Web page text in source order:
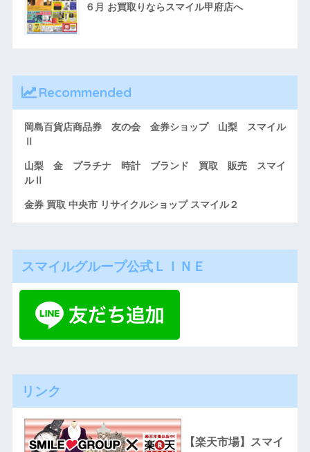
６月 お買取りならスマイル甲府店へ
Recommended
岡島百貨店商品券 友の会 金券ショップ 山梨 スマイル
Ⅱ
山梨 金 プラチナ 時計 ブランド 買取 販売 スマイ
ルⅡ
金券 買取 中央市 リサイクルショップ スマイル２
スマイルグループ公式ＬＩＮＥ
リンク
【楽天市場】スマイ